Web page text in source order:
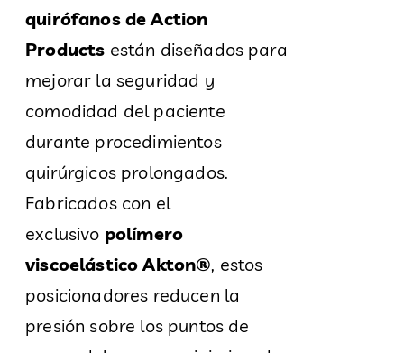
quirófanos de Action
Products están diseñados para
mejorar la seguridad y
comodidad del paciente
durante procedimientos
quirúrgicos prolongados.
Fabricados con el
exclusivo polímero
viscoelástico Akton®, estos
posicionadores reducen la
presión sobre los puntos de